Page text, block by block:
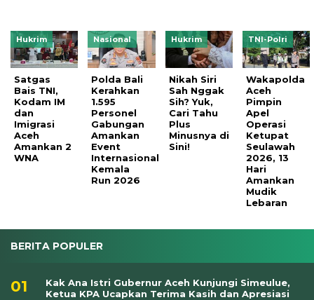
Hukrim
Satgas
Bais TNI,
Kodam IM
dan
Imigrasi
Aceh
Amankan 2
WNA
Nasional
Polda Bali
Kerahkan
1.595
Personel
Gabungan
Amankan
Event
Internasional
Kemala
Run 2026
Hukrim
Nikah Siri
Sah Nggak
Sih? Yuk,
Cari Tahu
Plus
Minusnya di
Sini!
TNI-Polri
Wakapolda
Aceh
Pimpin
Apel
Operasi
Ketupat
Seulawah
2026, 13
Hari
Amankan
Mudik
Lebaran
BERITA POPULER
Kak Ana Istri Gubernur Aceh Kunjungi Simeulue,
Ketua KPA Ucapkan Terima Kasih dan Apresiasi